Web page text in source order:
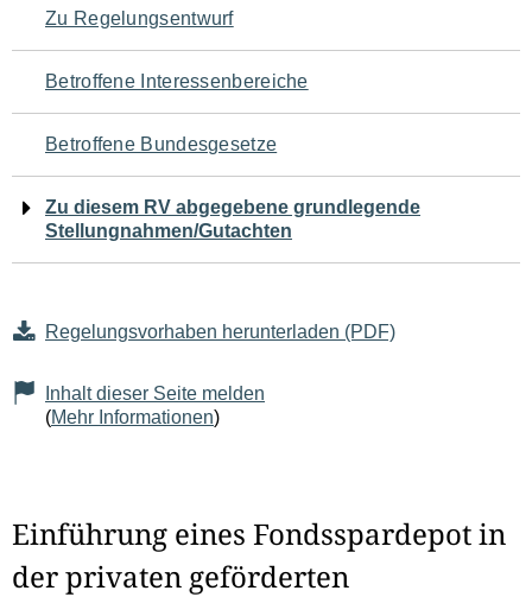
den
Seiteninhalt
Zu Regelungsentwurf
Betroffene Interessenbereiche
Betroffene Bundesgesetze
Zu diesem RV abgegebene grundlegende
Stellungnahmen/Gutachten
Regelungsvorhaben herunterladen (PDF)
Inhalt dieser Seite melden
(Mehr Informationen)
Einführung eines Fondsspardepot in
der privaten geförderten